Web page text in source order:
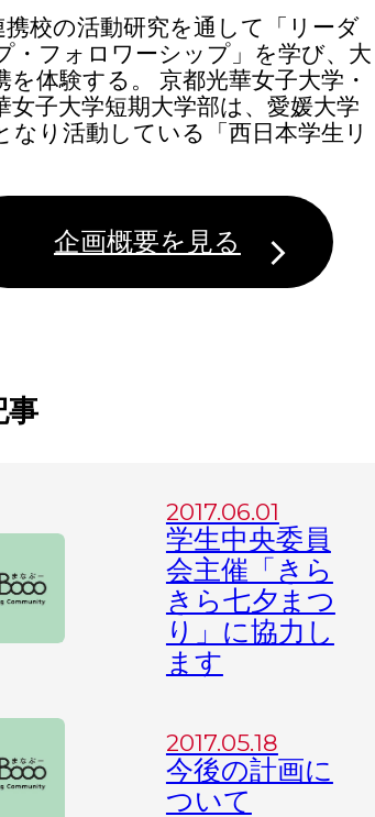
携校の活動研究を通して「リーダ
・フォロワーシップ」を学び、大
を体験する。 京都光華女子大学・
女子大学短期大学部は、愛媛大学
なり活動している「西日本学生リ
企画概要を見る
事
2017.06.01
学生中央委員
会主催「きら
きら七夕まつ
り」に協力し
ます
2017.05.18
今後の計画に
ついて